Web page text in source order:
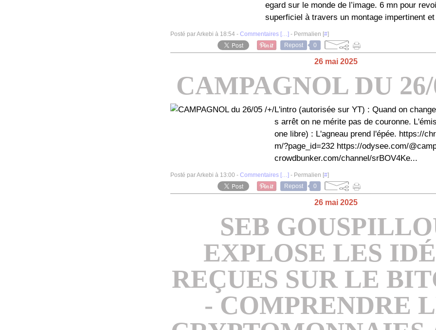
egard sur le monde de l’image. 6 mn pour
superficiel à travers un montage impertinent
Posté par Arkebi à 18:54 - Commentaires […] - Permalien [#]
Repost
0
26 mai 2025
CAMPAGNOL DU
L'intro (autorisée sur YT) : Quand on
s arrêt on ne mérite pas de couronne.
one libre) : L'agneau prend l'épée. https://
m/?page_id=232 https://odysee.com/
crowdbunker.com/channel/srBOV4Ke...
Posté par Arkebi à 13:00 - Commentaires […] - Permalien [#]
Repost
0
26 mai 2025
SEB
EXPLOSE LES
REÇUES SUR LE
- COMPRENDRE